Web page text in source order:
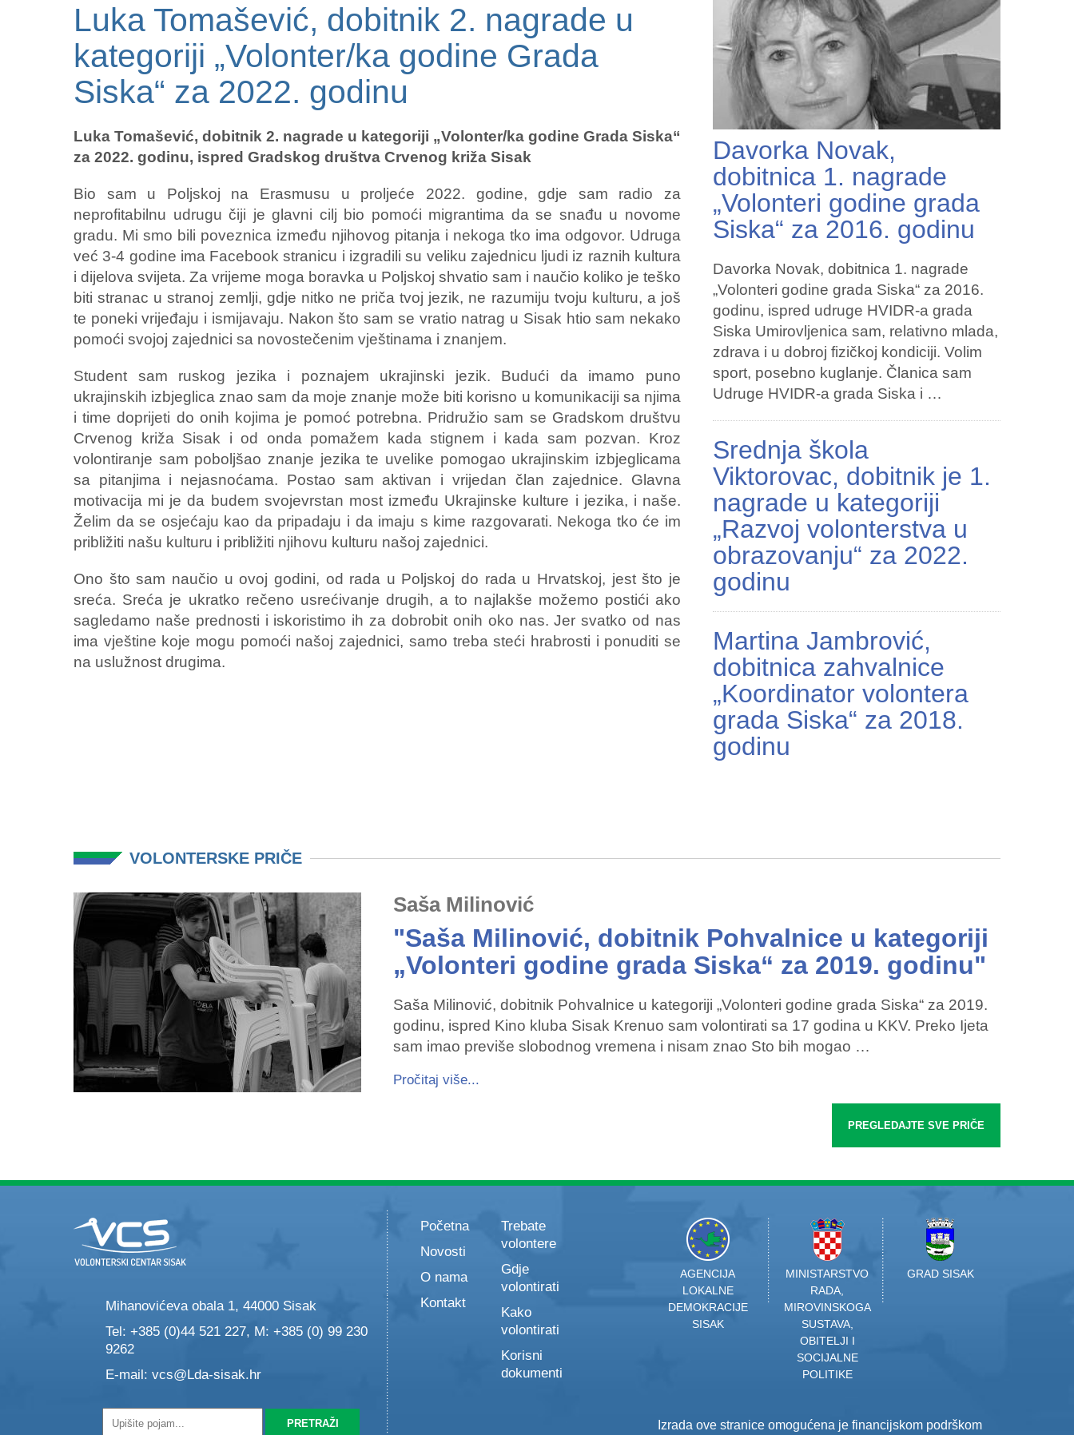
Luka Tomašević, dobitnik 2. nagrade u
kategoriji „Volonter/ka godine Grada
Siska“ za 2022. godinu
Luka Tomašević, dobitnik 2. nagrade u kategoriji „Volonter/ka godine Grada Siska“
za 2022. godinu, ispred Gradskog društva Crvenog križa Sisak
Bio sam u Poljskoj na Erasmusu u proljeće 2022. godine, gdje sam radio za
neprofitabilnu udrugu čiji je glavni cilj bio pomoći migrantima da se snađu u novome
gradu. Mi smo bili poveznica između njihovog pitanja i nekoga tko ima odgovor. Udruga
već 3-4 godine ima Facebook stranicu i izgradili su veliku zajednicu ljudi iz raznih kultura
i dijelova svijeta. Za vrijeme moga boravka u Poljskoj shvatio sam i naučio koliko je teško
biti stranac u stranoj zemlji, gdje nitko ne priča tvoj jezik, ne razumiju tvoju kulturu, a još
te poneki vrijeđaju i ismijavaju. Nakon što sam se vratio natrag u Sisak htio sam nekako
pomoći svojoj zajednici sa novostečenim vještinama i znanjem.
Student sam ruskog jezika i poznajem ukrajinski jezik. Budući da imamo puno
ukrajinskih izbjeglica znao sam da moje znanje može biti korisno u komunikaciji sa njima
i time doprijeti do onih kojima je pomoć potrebna. Pridružio sam se Gradskom društvu
Crvenog križa Sisak i od onda pomažem kada stignem i kada sam pozvan. Kroz
volontiranje sam poboljšao znanje jezika te uvelike pomogao ukrajinskim izbjeglicama
sa pitanjima i nejasnoćama. Postao sam aktivan i vrijedan član zajednice. Glavna
motivacija mi je da budem svojevrstan most između Ukrajinske kulture i jezika, i naše.
Želim da se osjećaju kao da pripadaju i da imaju s kime razgovarati. Nekoga tko će im
približiti našu kulturu i približiti njihovu kulturu našoj zajednici.
Ono što sam naučio u ovoj godini, od rada u Poljskoj do rada u Hrvatskoj, jest što je
sreća. Sreća je ukratko rečeno usrećivanje drugih, a to najlakše možemo postići ako
sagledamo naše prednosti i iskoristimo ih za dobrobit onih oko nas. Jer svatko od nas
ima vještine koje mogu pomoći našoj zajednici, samo treba steći hrabrosti i ponuditi se
na uslužnost drugima.
Davorka Novak,
dobitnica 1. nagrade
„Volonteri godine grada
Siska“ za 2016. godinu
Davorka Novak, dobitnica 1. nagrade
„Volonteri godine grada Siska“ za 2016.
godinu, ispred udruge HVIDR-a grada
Siska Umirovljenica sam, relativno mlada,
zdrava i u dobroj fizičkoj kondiciji. Volim
sport, posebno kuglanje. Članica sam
Udruge HVIDR-a grada Siska i …
Srednja škola
Viktorovac, dobitnik je 1.
nagrade u kategoriji
„Razvoj volonterstva u
obrazovanju“ za 2022.
godinu
Martina Jambrović,
dobitnica zahvalnice
„Koordinator volontera
grada Siska“ za 2018.
godinu
VOLONTERSKE PRIČE
Saša Milinović
"Saša Milinović, dobitnik Pohvalnice u kategoriji
„Volonteri godine grada Siska“ za 2019. godinu"
Saša Milinović, dobitnik Pohvalnice u kategoriji „Volonteri godine grada Siska“ za 2019.
godinu, ispred Kino kluba Sisak Krenuo sam volontirati sa 17 godina u KKV. Preko Ijeta
sam imao previše slobodnog vremena i nisam znao Sto bih mogao …
Pročitaj više...
PREGLEDAJTE SVE PRIČE
Mihanovićeva obala 1, 44000 Sisak
Tel: +385 (0)44 521 227, M: +385 (0) 99 230
9262
E-mail: vcs@Lda-sisak.hr
Početna
Novosti
O nama
Kontakt
Trebate
volontere
Gdje
volontirati
Kako
volontirati
Korisni
dokumenti
AGENCIJA
LOKALNE
DEMOKRACIJE
SISAK
MINISTARSTVO
RADA,
MIROVINSKOGA
SUSTAVA,
OBITELJI I
SOCIJALNE
POLITIKE
GRAD SISAK
Izrada ove stranice omogućena je financijskom podrškom